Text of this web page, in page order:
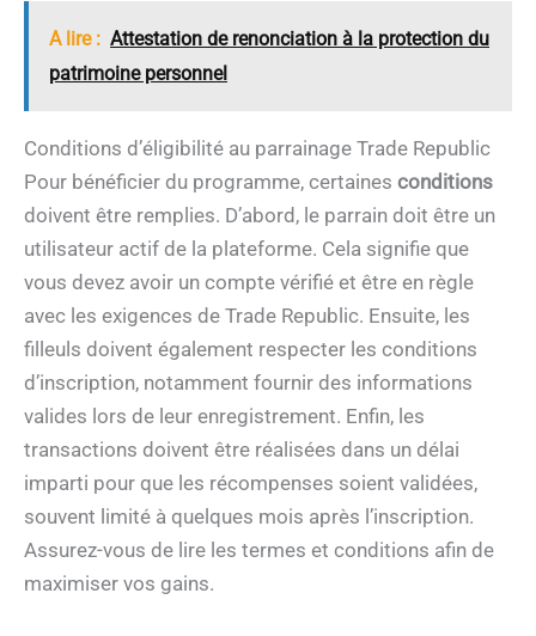
A lire : Attestation de renonciation à la protection du
patrimoine personnel
Conditions d’éligibilité au parrainage Trade Republic
Pour bénéficier du programme, certaines conditions
doivent être remplies. D’abord, le parrain doit être un
utilisateur actif de la plateforme. Cela signifie que
vous devez avoir un compte vérifié et être en règle
avec les exigences de Trade Republic. Ensuite, les
filleuls doivent également respecter les conditions
d’inscription, notamment fournir des informations
valides lors de leur enregistrement. Enfin, les
transactions doivent être réalisées dans un délai
imparti pour que les récompenses soient validées,
souvent limité à quelques mois après l’inscription.
Assurez-vous de lire les termes et conditions afin de
maximiser vos gains.